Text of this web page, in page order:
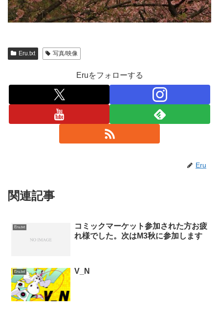
Eru.txt 写真/映像
Eruをフォローする
Eru
関連記事
Eru.txt
コミックマーケット参加された方お疲
れ様でした。次はM3秋に参加します
Eru.txt V_N